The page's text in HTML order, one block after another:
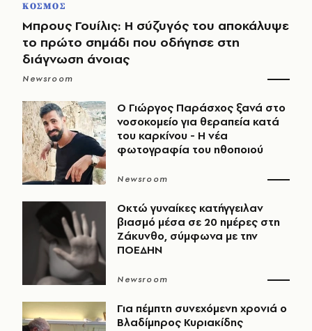
ΚΟΣΜΟΣ
Μπρους Γουίλις: Η σύζυγός του αποκάλυψε
το πρώτο σημάδι που οδήγησε στη
διάγνωση άνοιας
Newsroom
O Γιώργος Παράσχος ξανά στο
νοσοκομείο για θεραπεία κατά
του καρκίνου - Η νέα
φωτογραφία του ηθοποιού
Newsroom
Οκτώ γυναίκες κατήγγειλαν
βιασμό μέσα σε 20 ημέρες στη
Ζάκυνθο, σύμφωνα με την
ΠΟΕΔΗΝ
Newsroom
Για πέμπτη συνεχόμενη χρονιά ο
Βλαδίμηρος Κυριακίδης